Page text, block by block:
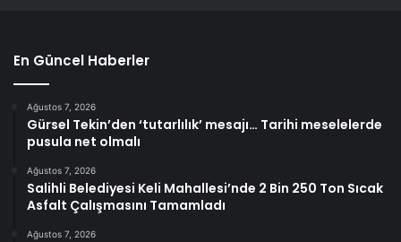
En Güncel Haberler
Ağustos 7, 2026
Gürsel Tekin’den ‘tutarlılık’ mesajı… Tarihi meselelerde
pusula net olmalı
Ağustos 7, 2026
Salihli Belediyesi Keli Mahallesi’nde 2 Bin 250 Ton Sıcak
Asfalt Çalışmasını Tamamladı
Ağustos 7, 2026